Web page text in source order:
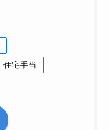
住宅手当